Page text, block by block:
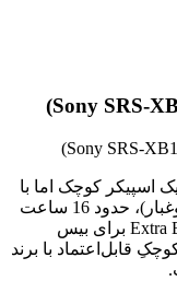
از برندهای شناخته‌شده جهانی، SRS‑XB13 یک اسپیکر کوچک اما با
کیفیت است: استاندارد IP67 (ضد آب و گردوغبار)، حدود 16 ساعت
شارژدهی، طراحی جمع‌وجور و فناوری Extra Bass برای بیس
قابل‌اعتماد با برند